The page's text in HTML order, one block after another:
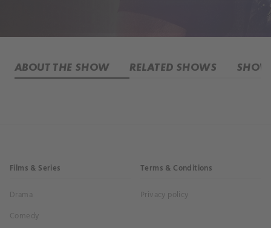
ABOUT THE SHOW RELATED SHOWS
Films & Series
Drama
Comedy
Terms & Conditions
Privacy policy